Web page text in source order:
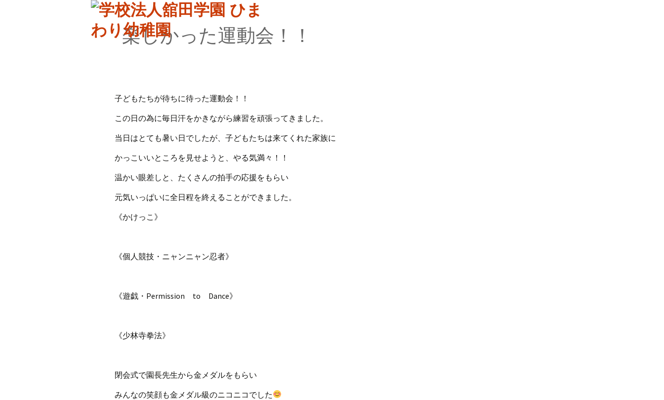
楽しかった運動会！！
子どもたちが待ちに待った運動会！！
この日の為に毎日汗をかきながら練習を頑張ってきました。
当日はとても暑い日でしたが、子どもたちは来てくれた家族に
かっこいいところを見せようと、やる気満々！！
温かい眼差しと、たくさんの拍手の応援をもらい
元気いっぱいに全日程を終えることができました。
《かけっこ》
《個人競技・ニャンニャン忍者》
《遊戯・Permission to Dance》
《少林寺拳法》
閉会式で園長先生から金メダルをもらい
みんなの笑顔も金メダル級のニコニコでした